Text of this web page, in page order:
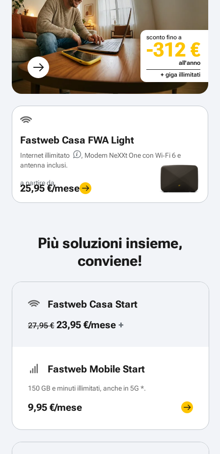
sconto fino a
-312 €
all'anno
+ giga illimitati
Fastweb Casa FWA Light
Internet illimitato
, Modem NeXXt One con Wi‑Fi 6 e
antenna inclusi.
a partire da
25,95 €/mese
Più soluzioni insieme,
conviene!
Fastweb Casa Start
27,95 €23,95 €/mese+
Fastweb Mobile Start
150 GB e minuti illimitati, anche in 5G *.
9,95 €/mese